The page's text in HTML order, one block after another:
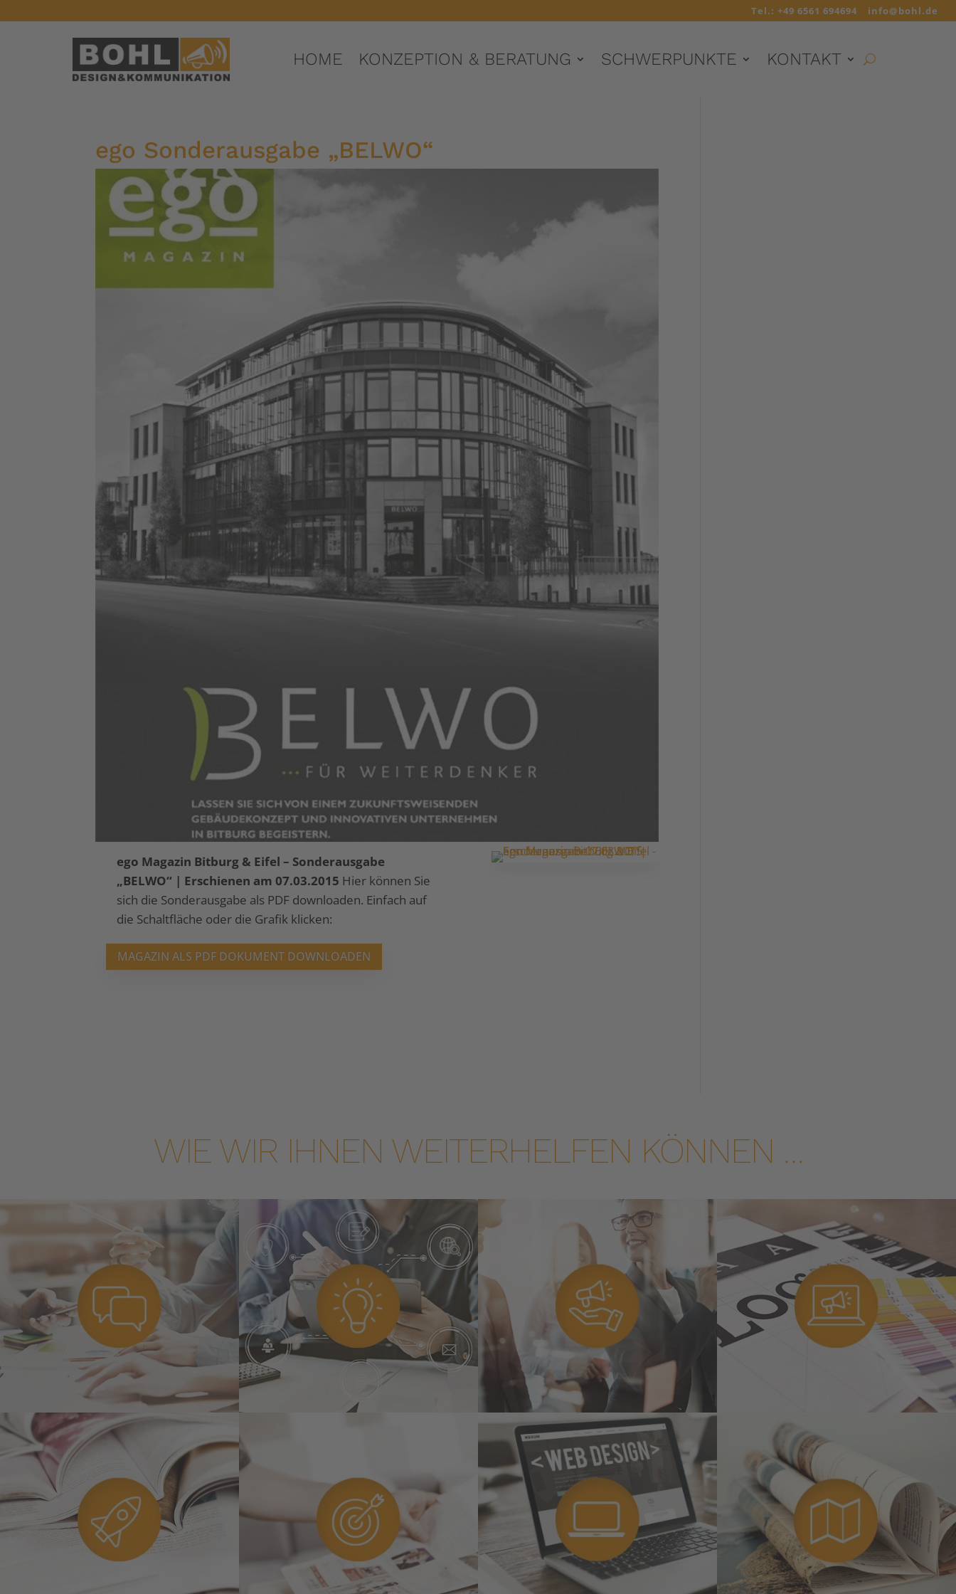
Tel.: +49 6561 694694 info@bohl.de
HOME KONZEPTION & BERATUNG SCHWERPUNKTE KONTAKT
ego Sonderausgabe „BELWO“
ego Magazin Bitburg & Eifel – Sonderausgabe
„BELWO“ | Erschienen am 07.03.2015 Hier können Sie
sich die Sonderausgabe als PDF downloaden. Einfach auf
die Schaltfläche oder die Grafik klicken:
MAGAZIN ALS PDF DOKUMENT DOWNLOADEN
WIE WIR IHNEN WEITERHELFEN KÖNNEN …